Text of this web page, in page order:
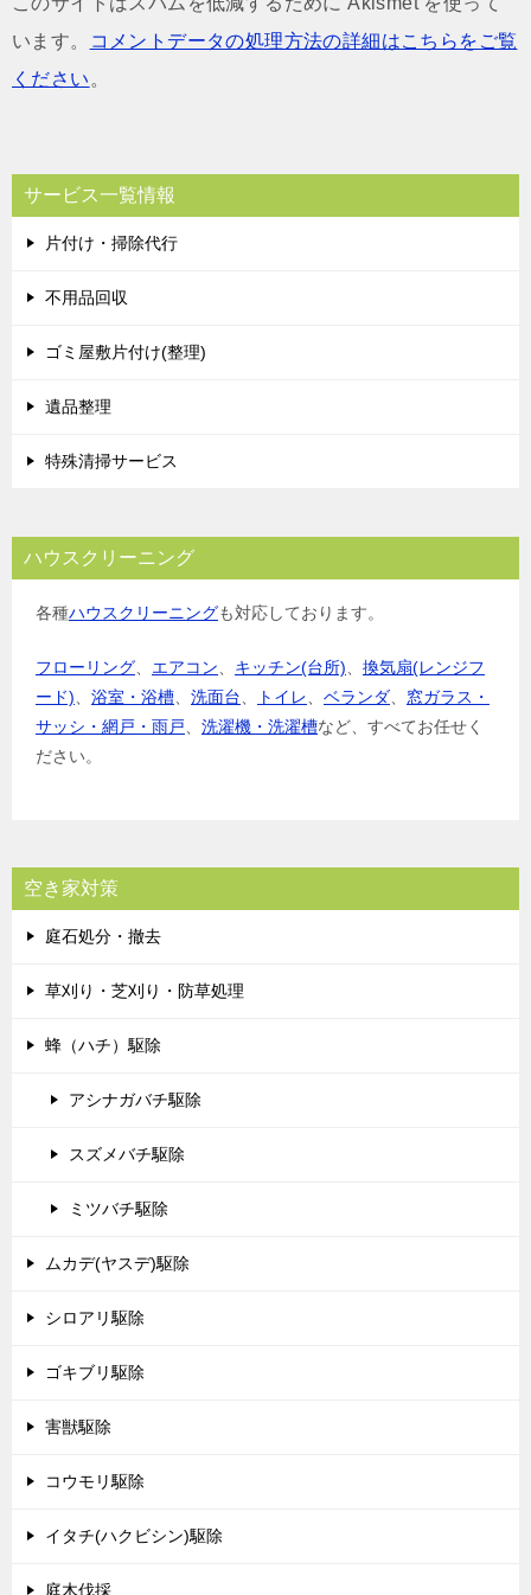
います。
コメントデータの処理方法の詳細はこちらをご覧
ください 。
サービス一覧情報
片付け・掃除代行
不用品回収
ゴミ屋敷片付け(整理)
遺品整理
特殊清掃サービス
ハウスクリーニング
各種ハウスクリーニングも対応しております。
フローリング エアコン キッチン(台所)
換気扇(レンジフ
ード)
浴室・浴槽 洗面台 トイレ ベランダ
窓ガラス・
サッシ・網戸・雨戸
洗濯機・洗濯槽など、すべてお任せく
ださい。
空き家対策
庭石処分・撤去
草刈り・芝刈り・防草処理
蜂（ハチ）駆除
アシナガバチ駆除
スズメバチ駆除
ミツバチ駆除
ムカデ(ヤスデ)駆除
シロアリ駆除
ゴキブリ駆除
害獣駆除
コウモリ駆除
イタチ(ハクビシン)駆除
庭木伐採